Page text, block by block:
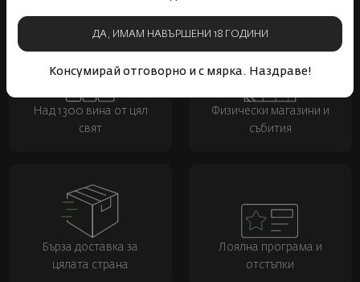
ДА, ИМАМ НАВЪРШЕНИ 18 ГОДИНИ
Консумирай отговорно и с мярка. Наздраве!
Над 1300 вина от цял
свят
Физически магазини и
събития
Бърза доставка за
цялата страна
Лоялна програма и
отстъпки